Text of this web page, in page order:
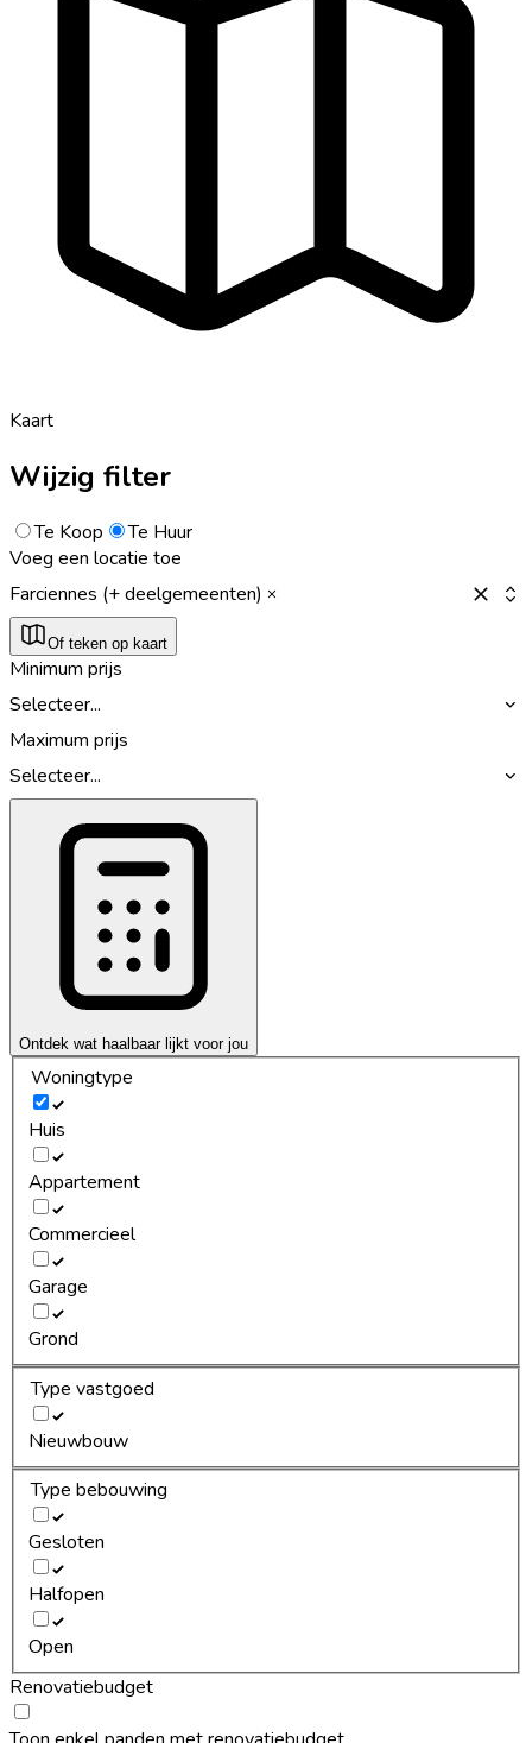
Kaart
Wijzig filter
Te Koop
Te Huur
Voeg een locatie toe
Farciennes (+ deelgemeenten)
Of teken op kaart
Minimum prijs
Selecteer...
Maximum prijs
Selecteer...
Ontdek wat haalbaar lijkt voor jou
Woningtype
Huis
Appartement
Commercieel
Garage
Grond
Type vastgoed
Nieuwbouw
Type bebouwing
Gesloten
Halfopen
Open
Renovatiebudget